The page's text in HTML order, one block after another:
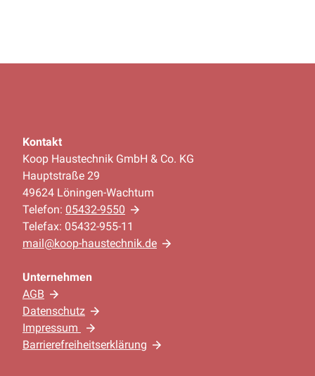
Kontakt
Koop Haustechnik GmbH & Co. KG
Hauptstraße 29
49624 Löningen-Wachtum
Telefon: 05432-9550
Telefax: 05432-955-11
mail@koop-haustechnik.de
Unternehmen
AGB
Datenschutz
Impressum
Barrierefreiheitserklärung